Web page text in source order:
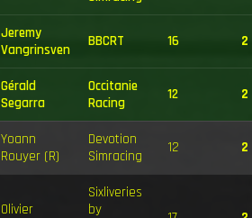
Jeremy
Vangrinsven
BBCRT 16 2
Gérald
Segarra
Occitanie
Racing
12 2
Yoann
Rouyer (R)
Devotion
Simracing
12 2
Olivier
Sixliveries
by